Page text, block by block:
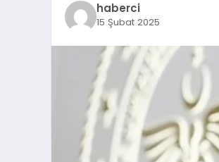
haberci
15 Şubat 2025